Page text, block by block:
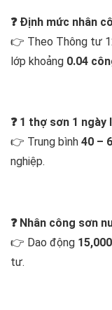
❓ Định mức nhân
👉 Theo Thông tư
lớp khoảng 0.04
❓ 1 thợ sơn 1
👉 Trung bình 40 –
nghiệp.
❓ Nhân công sơn
👉 Dao động
tư.